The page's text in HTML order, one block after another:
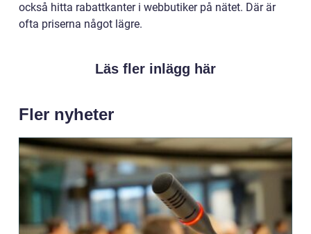
också hitta rabattkanter i webbutiker på nätet. Där är
ofta priserna något lägre.
Läs fler inlägg här
Fler nyheter